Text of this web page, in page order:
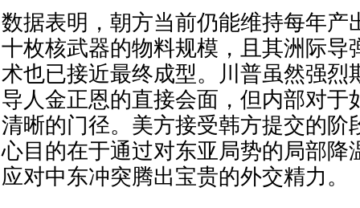
数据表明，朝方当前仍能维持每年产
十枚核武器的物料规模，且其洲际导
术也已接近最终成型。川普虽然强烈
导人金正恩的直接会面，但内部对于
清晰的门径。美方接受韩方提交的阶
心目的在于通过对东亚局势的局部降
应对中东冲突腾出宝贵的外交精力。